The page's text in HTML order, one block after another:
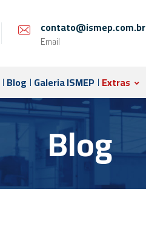
contato@ismep.com.br
Email
Blog Galeria ISMEP Extras
Blog